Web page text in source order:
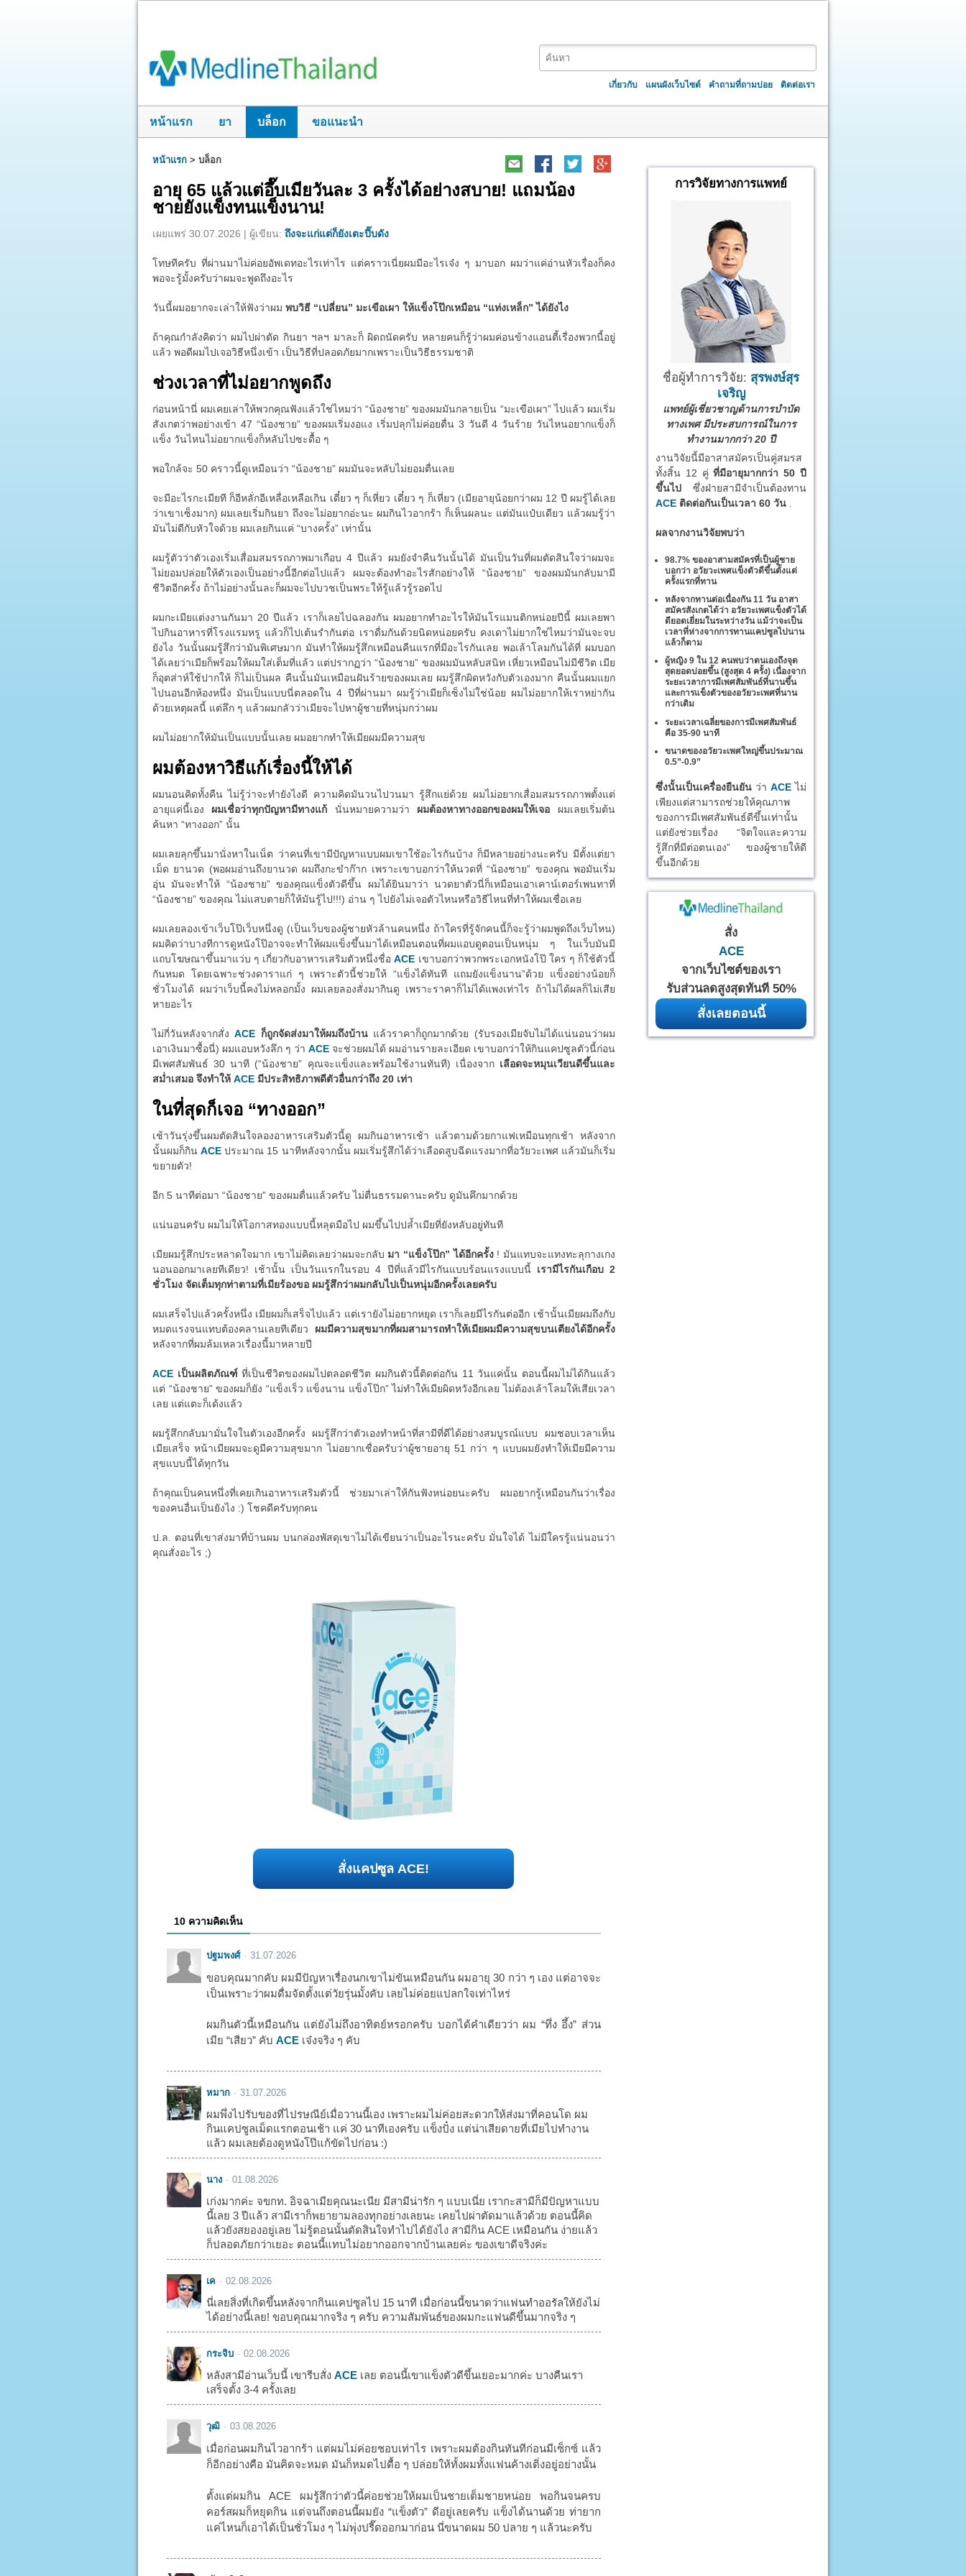
เกี่ยวกับ แผนผังเว็บไซต์ คำถามที่ถามบ่อย ติดต่อเรา
หน้าแรก ยา บล็อก ขอแนะนำ
หน้าแรก > บล็อก
อายุ 65 แล้วแต่อึ๊บเมียวันละ 3 ครั้งได้อย่างสบาย! แถมน้อง
ชายยังแข็งทนแข็งนาน!
เผยแพร่ 30.07.2026 | ผู้เขียน: ถึงจะแก่แต่ก็ยังเตะปี๊บดัง
โทษทีครับ ที่ผ่านมาไม่ค่อยอัพเดทอะไรเท่าไร แต่คราวเนี่ยผมมีอะไรเจ๋ง ๆ มาบอก ผมว่าแค่อ่านหัวเรื่องก็คง
พอจะรู้มั้งครับว่าผมจะพูดถึงอะไร
วันนี้ผมอยากจะเล่าให้ฟังว่าผม พบวิธี “เปลี่ยน” มะเขือเผา ให้แข็งโป๊กเหมือน “แท่งเหล็ก” ได้ยังไง
ถ้าคุณกำลังคิดว่า ผมไปผ่าตัด กินยา ฯลฯ มาละก็ ผิดถนัดครับ หลายคนก็รู้ว่าผมค่อนข้างแอนตี้เรื่องพวกนี้อยู่
แล้ว พอดีผมไปเจอวิธีหนึ่งเข้า เป็นวิธีที่ปลอดภัยมากเพราะเป็นวิธีธรรมชาติ
ช่วงเวลาที่ไม่อยากพูดถึง
ก่อนหน้านี่ ผมเคยเล่าให้พวกคุณฟังแล้วใช่ไหมว่า “น้องชาย” ของผมมันกลายเป็น “มะเขือเผา” ไปแล้ว ผมเริ่ม
สังเกตว่าพอย่างเข้า 47 “น้องชาย” ของผมเริ่มงอแง เริ่มปลุกไม่ค่อยตื่น 3 วันดี 4 วันร้าย วันไหนอยากแข็งก็
แข็ง วันไหนไม่อยากแข็งก็หลับไปซะดื้อ ๆ
พอใกล้จะ 50 คราวนี้ดูเหมือนว่า “น้องชาย” ผมมันจะหลับไม่ยอมตื่นเลย
จะมีอะไรกะเมียที ก็อีหลั่กอีเหลื่อเหลือเกิน เดี๋ยว ๆ ก็เหี่ยว เดี๋ยว ๆ ก็เหี่ยว (เมียอายุน้อยกว่าผม 12 ปี ผมรู้ได้เลย
ว่าเขาเซ็งมาก) ผมเลยเริ่มกินยา ถึงจะไม่อยากอ่ะนะ ผมกินไวอากร้า ก็เห็นผลนะ แต่มันแป๋บเดียว แล้วผมรู้ว่า
มันไม่ดีกับหัวใจด้วย ผมเลยกินแค่ “บางครั้ง” เท่านั้น
ผมรู้ตัวว่าตัวเองเริ่มเสื่อมสมรรถภาพมาเกือบ 4 ปีแล้ว ผมยังจำคืนวันนั้นได้ มันเป็นวันที่ผมตัดสินใจว่าผมจะ
ไม่ยอมปล่อยให้ตัวเองเป็นอย่างนี้อีกต่อไปแล้ว ผมจะต้องทำอะไรสักอย่างให้ “น้องชาย” ของผมมันกลับมามี
ชีวิตอีกครั้ง ถ้าไม่อย่างนั้นละก็ผมจะไปบวชเป็นพระให้รู้แล้วรู้รอดไป
ผมกะเมียแต่งงานกันมา 20 ปีแล้ว เราก็เลยไปฉลองกัน ผมอยากทำอะไรให้มันโรแมนติกหน่อยปีนี้ ผมเลยพา
ไปกินอาหารที่โรงแรมหรู แล้วก็ไปเต้นรำกันต่อ เราดื่มกันด้วยนิดหน่อยครับ คงเดาไม่ยากใช่ไหมว่ามันจะจบ
ยังไง วันนั้นผมรู้สึกว่ามันพิเศษมาก มันทำให้ผมรู้สึกเหมือนคืนแรกที่มีอะไรกันเลย พอเล้าโลมกันได้ที่ ผมบอก
ได้เลยว่าเมียก็พร้อมให้ผมใส่เต็มที่แล้ว แต่ปรากฏว่า “น้องชาย” ของผมมันหลับสนิท เหี่ยวเหมือนไม่มีชีวิต เมีย
ก็อุตส่าห์ใช้ปากให้ ก็ไม่เป็นผล คืนนั้นมันเหมือนฝันร้ายของผมเลย ผมรู้สึกผิดหวังกับตัวเองมาก คืนนั้นผมแยก
ไปนอนอีกห้องหนึ่ง มันเป็นแบบนี่ตลอดใน 4 ปีที่ผ่านมา ผมรู้ว่าเมียก็เซ็งไม่ใช่น้อย ผมไม่อยากให้เราหย่ากัน
ด้วยเหตุผลนี้ แต่ลึก ๆ แล้วผมกลัวว่าเมียจะไปหาผู้ชายที่หนุ่มกว่าผม
ผมไม่อยากให้มันเป็นแบบนั้นเลย ผมอยากทำให้เมียผมมีความสุข
ผมต้องหาวิธีแก้เรื่องนี้ให้ได้
ผมนอนคิดทั้งคืน ไม่รู้ว่าจะทำยังไงดี ความคิดมันวนไปวนมา รู้สึกแย่ด้วย ผมไม่อยากเสื่อมสมรรถภาพตั้งแต่
อายุแค่นี้เอง ผมเชื่อว่าทุกปัญหามีทางแก้ นั่นหมายความว่า ผมต้องหาทางออกของผมให้เจอ ผมเลยเริ่มต้น
ค้นหา “ทางออก” นั้น
ผมเลยลุกขึ้นมานั่งหาในเน็ต ว่าคนที่เขามีปัญหาแบบผมเขาใช้อะไรกันบ้าง ก็มีหลายอย่างนะครับ มีตั้งแต่ยา
เม็ด ยานวด (พอผมอ่านถึงยานวด ผมถึงกะขำก๊าก เพราะเขาบอกว่าให้นวดที่ “น้องชาย” ของคุณ พอมันเริ่ม
อุ่น มันจะทำให้ “น้องชาย” ของคุณแข็งตัวดีขึ้น ผมได้ยินมาว่า นวดยาตัวนี่ก็เหมือนเอาเคาน์เตอร์เพนทาที่
“น้องชาย” ของคุณ ไม่แสบตายก็ให้มันรู้ไป!!!) อ่าน ๆ ไปยังไม่เจอตัวไหนหรือวิธีไหนที่ทำให้ผมเชื่อเลย
ผมเลยลองเข้าเว็บโป๊เว็บหนึ่งดู (เป็นเว็บของผู้ชายหัวล้านคนหนึ่ง ถ้าใครที่รู้จักคนนี้ก็จะรู้ว่าผมพูดถึงเว็บไหน)
ผมคิดว่าบางทีการดูหนังโป๊อาจจะทำให้ผมแข็งขึ้นมาได้เหมือนตอนที่ผมแอบดูตอนเป็นหนุ่ม ๆ ในเว็บมันมี
แถบโฆษณาขึ้นมาแว่บ ๆ เกี่ยวกับอาหารเสริมตัวหนึ่งชื่อACE เขาบอกว่าพวกพระเอกหนังโป๊ ใคร ๆ ก็ใช้ตัวนี้
กันหมด โดยเฉพาะช่วงดาราแก่ ๆ เพราะตัวนี้ช่วยให้ “แข็งได้ทันที แถมยังแข็งนาน”ด้วย แข็งอย่างน้อยก็
ชั่วโมงได้ ผมว่าเว็บนี้คงไม่หลอกมั้ง ผมเลยลองสั่งมากินดู เพราะราคาก็ไม่ได้แพงเท่าไร ถ้าไม่ได้ผลก็ไม่เสีย
หายอะไร
ไม่กี่วันหลังจากสั่งACE ก็ถูกจัดส่งมาให้ผมถึงบ้าน แล้วราคาก็ถูกมากด้วย (รับรองเมียจับไม่ได้แน่นอนว่าผม
เอาเงินมาซื้อนี่) ผมแอบหวังลึก ๆ ว่า ACEจะช่วยผมได้ ผมอ่านรายละเอียด เขาบอกว่าให้กินแคปซูลตัวนี้ก่อน
มีเพศสัมพันธ์ 30 นาที (“น้องชาย” คุณจะแข็งและพร้อมใช้งานทันที) เนื่องจาก เลือดจะหมุนเวียนดีขึ้นและ
สม่ำเสมอ จึงทำให้ ACEมีประสิทธิภาพดีตัวอื่นกว่าถึง 20 เท่า
ในที่สุดก็เจอ “ทางออก”
เช้าวันรุ่งขึ้นผมตัดสินใจลองอาหารเสริมตัวนี้ดู ผมกินอาหารเช้า แล้วตามด้วยกาแฟเหมือนทุกเช้า หลังจาก
นั้นผมก็กินACE ประมาณ 15 นาทีหลังจากนั้น ผมเริ่มรู้สึกได้ว่าเลือดสูบฉีดแรงมากที่อวัยวะเพศ แล้วมันก็เริ่ม
ขยายตัว!
อีก 5 นาทีต่อมา “น้องชาย” ของผมตื่นแล้วครับ ไม่ตื่นธรรมดานะครับ ดูมันคึกมากด้วย
แน่นอนครับ ผมไม่ให้โอกาสทองแบบนี้หลุดมือไป ผมขึ้นไปปล้ำเมียที่ยังหลับอยู่ทันที
เมียผมรู้สึกประหลาดใจมาก เขาไม่คิดเลยว่าผมจะกลับ มา “แข็งโป๊ก” ได้อีกครั้ง ! มันแทบจะแทงทะลุกางเกง
นอนออกมาเลยทีเดียว! เช้านั้น เป็นวันแรกในรอบ 4 ปีที่แล้วมีไรกันแบบร้อนแรงแบบนี้ เรามีไรกันเกือบ 2
ชั่วโมง จัดเต็มทุกท่าตามที่เมียร้องขอ ผมรู้สึกว่าผมกลับไปเป็นหนุ่มอีกครั้งเลยครับ
ผมเสร็จไปแล้วครั้งหนึ่ง เมียผมก็เสร็จไปแล้ว แต่เรายังไม่อยากหยุด เราก็เลยมีไรกันต่ออีก เช้านั้นเมียผมถึงกับ
หมดแรงจนแทบต้องคลานเลยทีเดียว ผมมีความสุขมากที่ผมสามารถทำให้เมียผมมีความสุขบนเตียงได้อีกครั้ง
หลังจากที่ผมล้มเหลวเรื่องนี้มาหลายปี
ACEเป็นผลิตภัณฑ์ที่เป็นชีวิตของผมไปตลอดชีวิต ผมกินตัวนี้ติดต่อกัน 11 วันแค่นั้น ตอนนี้ผมไม่ได้กินแล้ว
แต่ “น้องชาย” ของผมก็ยัง “แข็งเร็ว แข็งนาน แข็งโป๊ก” ไม่ทำให้เมียผิดหวังอีกเลย ไม่ต้องเล้าโลมให้เสียเวลา
เลย แต่แตะก็เด้งแล้ว
ผมรู้สึกกลับมามั่นใจในตัวเองอีกครั้ง ผมรู้สึกว่าตัวเองทำหน้าที่สามีที่ดีได้อย่างสมบูรณ์แบบ ผมชอบเวลาเห็น
เมียเสร็จ หน้าเมียผมจะดูมีความสุขมาก ไม่อยากเชื่อครับว่าผู้ชายอายุ 51 กว่า ๆ แบบผมยังทำให้เมียมีความ
สุขแบบนี้ได้ทุกวัน
ถ้าคุณเป็นคนหนึ่งที่เคยเกินอาหารเสริมตัวนี้ ช่วยมาเล่าให้กันฟังหน่อยนะครับ ผมอยากรู้เหมือนกันว่าเรื่อง
ของคนอื่นเป็นยังไง :) โชคดีครับทุกคน
ป.ล. ตอนที่เขาส่งมาที่บ้านผม บนกล่องพัสดุเขาไม่ได้เขียนว่าเป็นอะไรนะครับ มั่นใจได้ ไม่มีใครรู้แน่นอนว่า
คุณสั่งอะไร ;)
สั่งแคปซูล ACE!
10 ความคิดเห็น
ปฐมพงศ์ 31.07.2026
ขอบคุณมากคับ ผมมีปัญหาเรื่องนกเขาไม่ขันเหมือนกัน ผมอายุ 30 กว่า ๆ เอง แต่อาจจะ
เป็นเพราะว่าผมดื่มจัดตั้งแต่วัยรุ่นมั้งคับ เลยไม่ค่อยแปลกใจเท่าไหร่
ผมกินตัวนี้เหมือนกัน แต่ยังไม่ถึงอาทิตย์หรอกครับ บอกได้คำเดียวว่า ผม “ทึ่ง อึ้ง” ส่วน
เมีย “เสียว” คับ ACEเจ๋งจริง ๆ คับ
หมาก 31.07.2026
ผมพึ่งไปรับของที่ไปรษณีย์เมื่อวานนี้เอง เพราะผมไม่ค่อยสะดวกให้ส่งมาที่คอนโด ผม
กินแคปซูลเม็ดแรกตอนเช้า แค่ 30 นาทีเองครับ แข็งปั๋ง แต่น่าเสียดายที่เมียไปทำงาน
แล้ว ผมเลยต้องดูหนังโป๊แก้ขัดไปก่อน :)
นาง 01.08.2026
เก่งมากค่ะ จขกท. อิจฉาเมียคุณนะเนีย มีสามีน่ารัก ๆ แบบเนี่ย เรากะสามีก็มีปัญหาแบบ
นี้เลย 3 ปีแล้ว สามีเราก็พยายามลองทุกอย่างเลยนะ เคยไปผ่าตัดมาแล้วด้วย ตอนนี้คิด
แล้วยังสยองอยู่เลย ไม่รู้ตอนนั้นตัดสินใจทำไปได้ยังไง สามีกิน ACE เหมือนกัน ง่ายแล้ว
ก็ปลอดภัยกว่าเยอะ ตอนนี้แทบไม่อยากออกจากบ้านเลยค่ะ ของเขาดีจริงค่ะ
เค 02.08.2026
นี่เลยสิ่งที่เกิดขึ้นหลังจากกินแคปซูลไป 15 นาที เมื่อก่อนนี้ขนาดว่าแฟนทำออรัลให้ยังไม่
ได้อย่างนี้เลย! ขอบคุณมากจริง ๆ ครับ ความสัมพันธ์ของผมกะแฟนดีขึ้นมากจริง ๆ
กระจิบ 02.08.2026
หลังสามีอ่านเว็บนี้ เขารีบสั่ง ACEเลย ตอนนี้เขาแข็งตัวดีขึ้นเยอะมากค่ะ บางคืนเรา
เสร็จตั้ง 3-4 ครั้งเลย
วุฒิ 03.08.2026
เมื่อก่อนผมกินไวอากร้า แต่ผมไม่ค่อยชอบเท่าไร เพราะผมต้องกินทันทีก่อนมีเซ็กซ์ แล้ว
ก็อีกอย่างคือ มันคิดจะหมด มันก็หมดไปดื้อ ๆ ปล่อยให้ทั้งผมทั้งแฟนค้างเติ่งอยู่อย่างนั้น
ตั้งแต่ผมกิน ACE ผมรู้สึกว่าตัวนี้ค่อยช่วยให้ผมเป็นชายเต็มชายหน่อย พอกินจนครบ
คอร์สผมก็หยุดกิน แต่จนถึงตอนนี้ผมยัง “แข็งตัว” ดีอยู่เลยครับ แข็งได้นานด้วย ท่ายาก
แค่ไหนก็เอาได้เป็นชั่วโมง ๆ ไม่พุ่งปรี๊ดออกมาก่อน นี่ขนาดผม 50 ปลาย ๆ แล้วนะครับ
การวิจัยทางการแพทย์
ชื่อผู้ทำการวิจัย: สุรพงษ์สุร
เจริญ
แพทย์ผู้เชี่ยวชาญด้านการบำบัด
ทางเพศ มีประสบการณ์ในการ
ทำงานมากกว่า 20 ปี
งานวิจัยนี้มีอาสาสมัครเป็นคู่สมรส
ทั้งสิ้น 12 คู่ที่มีอายุมากกว่า 50 ปี
ขึ้นไป ซึ่งฝ่ายสามีจำเป็นต้องทาน
ACE ติดต่อกันเป็นเวลา 60 วัน
ผลจากงานวิจัยพบว่า
98.7% ของอาสามสมัครที่เป็นผู้ชาย
บอกว่า อวัยวะเพศแข็งตัวดีขึ้นตั้งแต่
ครั้งแรกที่ทาน
หลังจากทานต่อเนื่องกัน 11 วัน อาสา
สมัครสังเกตได้ว่า อวัยวะเพศแข็งตัวได้
ดียอดเยี่ยมในระหว่างวัน แม้ว่าจะเป็น
เวลาที่ห่างจากการทานแคปซูลไปนาน
แล้วก็ตาม
ผู้หญิง 9 ใน 12 คนพบว่าตนเองถึงจุด
สุดยอดบ่อยขึ้น (สูงสุด 4 ครั้ง) เนื่องจาก
ระยะเวลาการมีเพศสัมพันธ์ที่นานขึ้น
และการแข็งตัวของอวัยวะเพศที่นาน
กว่าเดิม
ระยะเวลาเฉลี่ยของการมีเพศสัมพันธ์
คือ 35-90 นาที
ขนาดของอวัยวะเพศใหญ่ขึ้นประมาณ
0.5”-0.9”
ซึ่งนั้นเป็นเครื่องยืนยัน ว่า ACE ไม่
เพียงแต่สามารถช่วยให้คุณภาพ
ของการมีเพศสัมพันธ์ดีขึ้นเท่านั้น
แต่ยังช่วยเรื่อง “จิตใจและความ
รู้สึกที่มีต่อตนเอง” ของผู้ชายให้ดี
ขึ้นอีกด้วย
สั่ง
ACE
จากเว็บไซต์ของเรา
รับส่วนลดสูงสุดทันที 50%
สั่งเลยตอนนี้